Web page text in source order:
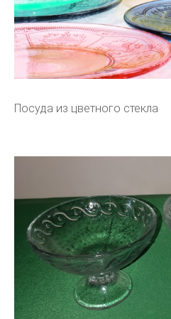
Посуда из цветного стекла